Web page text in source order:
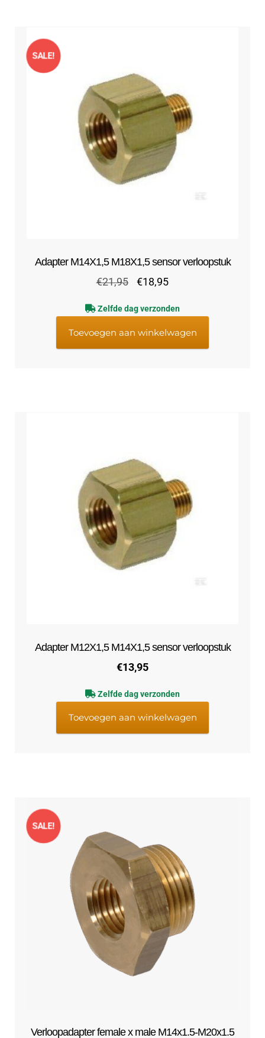
Adapter M14X1,5 M18X1,5 sensor verloopstuk
SALE!
€21,95
Oorspronkelijke
was:
€21,95.
€18,95Huidige
is:
€18,95.
Zelfde dag verzonden
Toevoegen aan winkelwagen
Adapter M12X1,5 M14X1,5 sensor verloopstuk
€13,95
Zelfde dag verzonden
Toevoegen aan winkelwagen
Verloopadapter female x male M14x1.5-M20x1.5
SALE!